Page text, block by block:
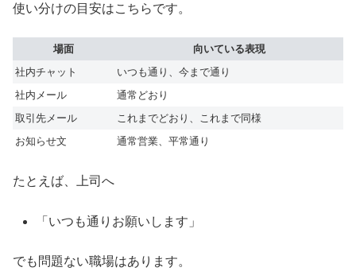
使い分けの目安はこちらです。
場面
向いている表現
社内チャット
いつも通り、今まで通り
社内メール
通常どおり
取引先メール
これまでどおり、これまで同様
お知らせ文
通常営業、平常通り
たとえば、上司へ
「いつも通りお願いします」
でも問題ない職場はあります。